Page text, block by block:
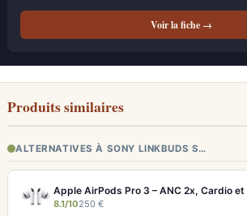
Voir la fiche →
Produits similaires
ALTERNATIVES À SONY LINKBUDS S…
8.1/10250 €